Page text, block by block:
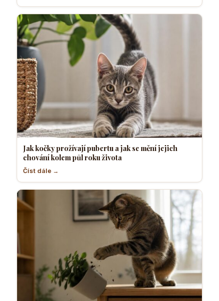
Jak kočky prožívají pubertu a jak se mění jejich
chování kolem půl roku života
Číst dále →